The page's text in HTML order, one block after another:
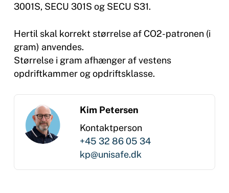
3001S, SECU 301S og SECU S31.
Hertil skal korrekt størrelse af CO2-patronen (i
gram) anvendes.
Størrelse i gram afhænger af vestens
opdriftkammer og opdriftsklasse.
Kim Petersen
Kontaktperson
+45 32 86 05 34
kp@unisafe.dk